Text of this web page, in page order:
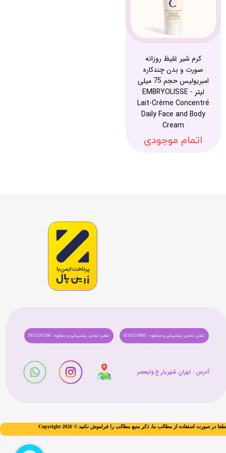
کرم شیر غلیظ روزانه
صورت و بدن چندکاره
امبریولیس حجم 75 میلی
لیتر - EMBRYOLISSE
Lait-Crème Concentré
Daily Face and Body
Cream
اتمام موجودی
تلفن تماس پشتیبانی و مشاوره : 09123207268 تلفن تماس پشتیبانی و مشاوره : 02165278985
آدرس : تهران شهریار خ ولیعصر​​​​​​​